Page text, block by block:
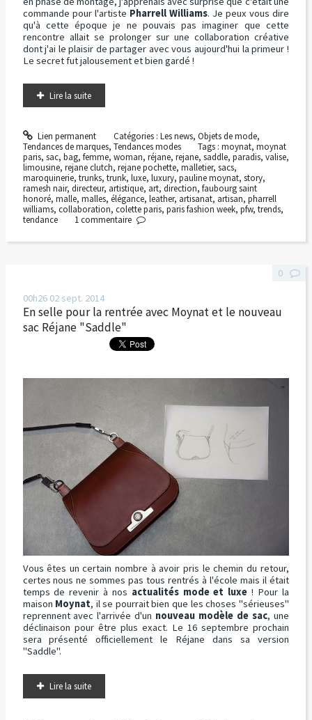
commande pour l'artiste Pharrell Williams. Je peux vous dire
qu'à cette époque je ne pouvais pas imaginer que cette
rencontre allait se prolonger sur une collaboration créative
dont j'ai le plaisir de partager avec vous aujourd'hui la primeur !
Le secret fut jalousement et bien gardé !
Lire la suite
Lien permanent Catégories : Les news, Objets de mode,
Tendances de marques, Tendances modes Tags :moynat,moynat
paris, sac, bag, femme, woman, réjane, rejane, saddle, paradis, valise,
limousine, rejane clutch, rejane pochette, malletier, sacs,
maroquinerie, trunks, trunk, luxe, luxury, pauline moynat, story,
ramesh nair, directeur, artistique, art, direction, faubourg saint
honoré, malle, malles, élégance, leather, artisanat, artisan, pharrell
williams, collaboration, colette paris, paris fashion week, pfw, trends,
tendance
1commentaire
00h26 02 sept. 2014
En selle pour la rentrée avec Moynat et le nouveau
sac Réjane "Saddle"
Vous êtes un certain nombre à avoir pris le chemin du retour,
certes nous ne sommes pas tous rentrés à l'école mais il était
temps de revenir à nos actualités mode et luxe ! Pour la
maison Moynat, il se pourrait bien que les choses "sérieuses"
reprennent avec l'arrivée d'un nouveau modèle de sac, une
déclinaison pour être plus exact. Le 16 septembre prochain
sera présenté officiellement le Réjane dans sa version
"Saddle".
Lire la suite
0